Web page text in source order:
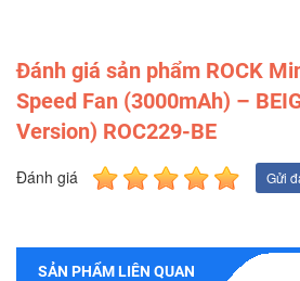
Đánh giá sản phẩm ROCK
Speed Fan (3000mAh) –
Version) ROC229-BE
Đánh giá Gửi
SẢN PHẨM LIÊN QUAN